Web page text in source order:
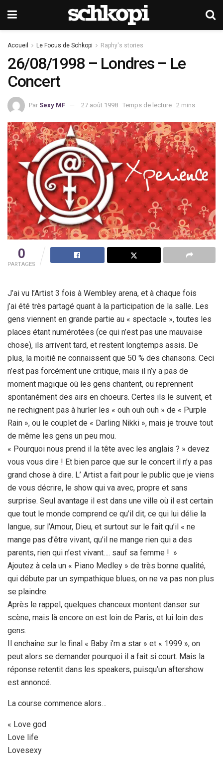
Accueil Le Focus de Schkopi Raphy's stories
26/08/1998 – Londres – Le
Concert
Par Sexy MF 27 août 1998 Temps de lecture : 2 mins
0
PARTAGES
J’ai vu l’Artist 3 fois à Wembley arena, et à chaque fois
j’ai été très partagé quant à la participation de la salle. Les
gens viennent en grande partie au « spectacle », toutes les
places étant numérotées (ce qui n’est pas une mauvaise
chose), ils arrivent tard, et restent longtemps assis. De
plus, la moitié ne connaissent que 50 % des chansons. Ceci
n’est pas forcément une critique, mais il n’y a pas de
moment magique où les gens chantent, ou reprennent
spontanément des airs en choeurs. Certes ils le suivent, et
ne rechignent pas à hurler les « ouh ouh ouh » de « Purple
Rain », ou le couplet de « Darling Nikki », mais je trouve tout
de même les gens un peu mou.
« Pourquoi nous prend il la tête avec les anglais ? » devez
vous vous dire ! Et bien parce que sur le concert il n’y a pas
grand chose à dire. L’ Artist a fait pour le public que je viens
de vous décrire, le show qui va avec, propre et sans
surprise. Seul avantage il est dans une ville où il est certain
que tout le monde comprend ce qu’il dit, ce qui lui délie la
langue, sur l’Amour, Dieu, et surtout sur le fait qu’il « ne
mange pas d’être vivant, qu’il ne mange rien qui a des
parents, rien qui n’est vivant…. sauf sa femme ! »
Ajoutez à cela un « Piano Medley » de très bonne qualité,
qui débute par un sympathique blues, on ne va pas non plus
se plaindre.
Après le rappel, quelques chanceux montent danser sur
scène, mais là encore on est loin de Paris, et lui loin des
gens.
Il enchaîne sur le final « Baby i’m a star » et « 1999 », on
peut alors se demander pourquoi il a fait si court. Mais la
réponse retentit dans les speakers, puisqu’un aftershow
est annoncé.
La course commence alors…
« Love god
Love life
Lovesexy